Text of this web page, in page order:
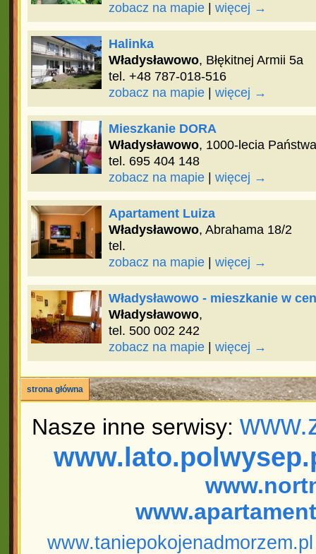
zobacz na mapie| więcej →
Halinka
Władysławowo, Błękitnej Armii 5a
tel. +48 787-018-516
zobacz na mapie| więcej →
Mieszkanie DORA
Władysławowo, 1000-lecia
tel. 695 404 148
zobacz na mapie| więcej →
Apartament Luiza
Władysławowo, Abrahama 18/2
tel.
zobacz na mapie| więcej →
Władysławowo - mieszkanie w
Władysławowo,
tel. 500 002 242
zobacz na mapie| więcej →
strona główna
Nasze inne serwisy:
www.taniepokojenadmorzem.pl